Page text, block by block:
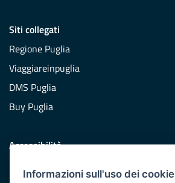
Informazioni sull'uso dei
Siti collegati
Regione Puglia
Viaggiareinpuglia
DMS Puglia
Buy Puglia
Accessibilità